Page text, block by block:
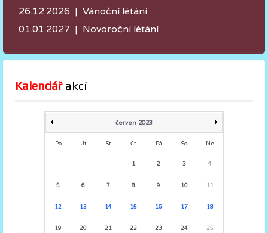
26.12.2026 | Vánoční létání
01.01.2027 | Novoroční létání
Kalendář akcí
červen 2023
Po Út St Čt Pá So Ne
1 2 3 4
5 6 7 8 9 10 11
12 13 14 15 16 17 18
19 20 21 22 23 24 25